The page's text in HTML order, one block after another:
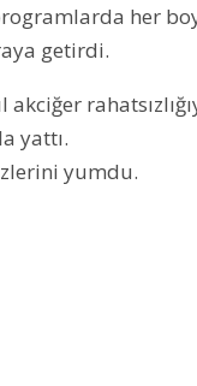
her
getirdi.
yattı.
yumdu.